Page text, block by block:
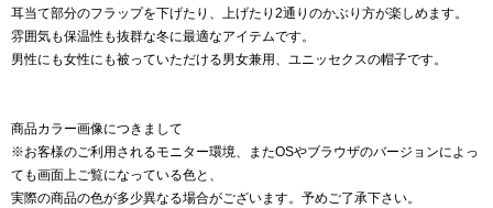
耳当て部分のフラップを下げたり、上げたり2通りのかぶり方が楽しめます。
雰囲気も保温性も抜群な冬に最適なアイテムです。
男性にも女性にも被っていただける男女兼用、ユニッセクスの帽子です。
商品カラー画像につきまして
※お客様のご利用されるモニター環境、またOSやブラウザのバージョンによっ
ても画面上ご覧になっている色と、
実際の商品の色が多少異なる場合がございます。予めご了承下さい。